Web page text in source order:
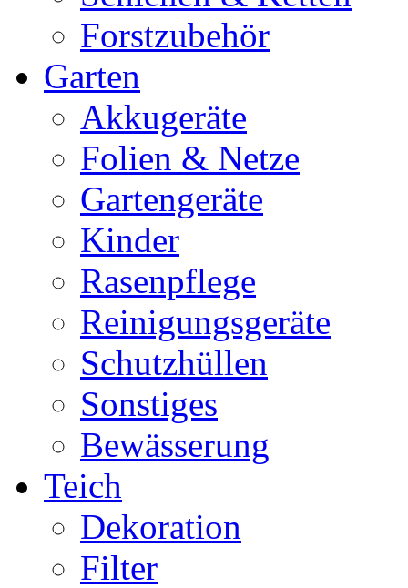
Forstzubehör
Garten
Akkugeräte
Folien & Netze
Gartengeräte
Kinder
Rasenpflege
Reinigungsgeräte
Schutzhüllen
Sonstiges
Bewässerung
Teich
Dekoration
Filter